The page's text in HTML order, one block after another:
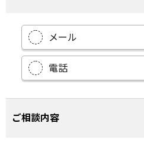
メール
電話
ご相談内容